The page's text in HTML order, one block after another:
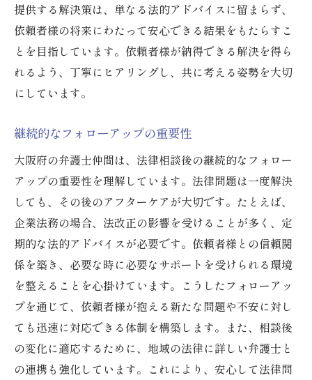
提供する解決策は、単なる法的アドバイスに留まらず、
依頼者様の将来にわたって安心できる結果をもたらすこ
とを目指しています。依頼者様が納得できる解決を得ら
れるよう、丁寧にヒアリングし、共に考える姿勢を大切
にしています。
継続的なフォローアップの重要性
大阪府の弁護士仲間は、法律相談後の継続的なフォロー
アップの重要性を理解しています。法律問題は一度解決
しても、その後のアフターケアが大切です。たとえば、
企業法務の場合、法改正の影響を受けることが多く、定
期的な法的アドバイスが必要です。依頼者様との信頼関
係を築き、必要な時に必要なサポートを受けられる環境
を整えることを心掛けています。こうしたフォローアッ
プを通じて、依頼者様が抱える新たな問題や不安に対し
ても迅速に対応できる体制を構築します。また、相談後
の変化に適応するために、地域の法律に詳しい弁護士と
の連携も強化しています。これにより、安心して法律問